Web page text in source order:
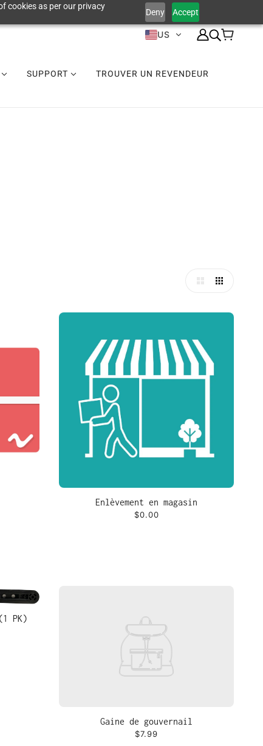
cookies as per our privacy
Deny Accept
US
SUPPORT TROUVER UN REVENDEUR
Enlèvement en magasin
$0.00
PK)
Gaine de gouvernail
$7.99